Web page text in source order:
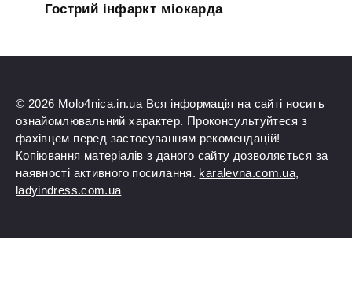
Гострий інфаркт міокарда
© 2026 Molo4nica.in.ua Вся інформація на сайті носить
ознайомлювальний характер. Проконсультуйтеся з
фахівцем перед застосуванням рекомендацій!
Копіювання матеріалів з даного сайту дозволяється за
наявності активного посилання. karalevna.com.ua,
ladyindress.com.ua